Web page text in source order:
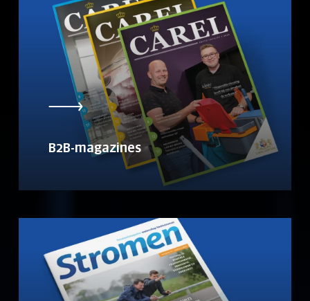
B2B-magazines